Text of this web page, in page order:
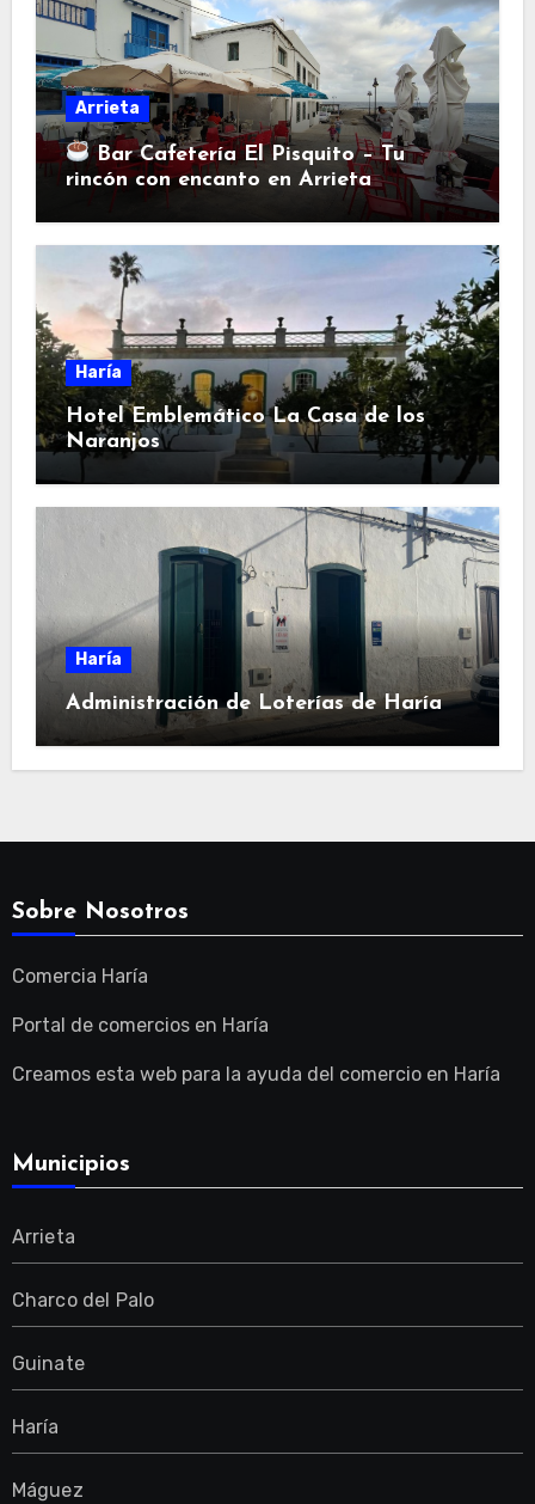
Arrieta
Bar Cafetería El Pisquito – Tu
rincón con encanto en Arrieta
Haría
Hotel Emblemático La Casa de los
Naranjos
Haría
Administración de Loterías de Haría
Sobre Nosotros
Comercia Haría
Portal de comercios en Haría
Creamos esta web para la ayuda del comercio en Haría
Municipios
Arrieta
Charco del Palo
Guinate
Haría
Máguez